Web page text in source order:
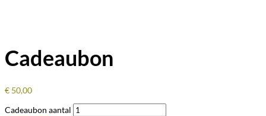
Cadeaubon
€ 50,00
Cadeaubon aantal